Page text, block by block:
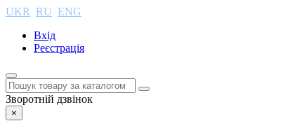
UKR RU ENG
Вхід
Реєстрація
Зворотній дзвінок
×